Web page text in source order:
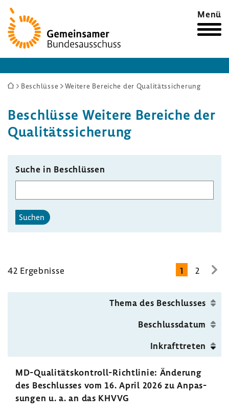
Zur
Startseite
Menü
Sie
hier:
Beschlüsse Weitere Bereiche der Qualitätssicherung
Beschlüsse Weitere Bereiche der
Quali­täts­si­che­rung
Suche in Beschlüssen
Suchen
42 Ergeb­nisse 1 2
zur
Thema des Beschlusses
Beschluss­datum
Inkraft­treten
MD-​Qualitätskontroll-Richtlinie: Ände­rung
des Beschlusses vom 16. April 2026 zu Anpas­
sungen u. a. an das KHVVG